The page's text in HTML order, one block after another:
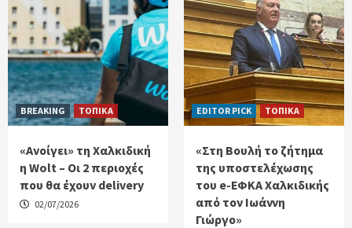
BREAKING ΤΟΠΙΚΑ
«Ανοίγει» τη Χαλκιδική
η Wolt – Οι 2 περιοχές
που θα έχουν delivery
02/07/2026
EDITOR PICK ΤΟΠΙΚΑ
«Στη Βουλή το ζήτημα
της υποστελέχωσης
του e-ΕΦΚΑ Χαλκιδικής
από τον Ιωάννη
Γιώργο»